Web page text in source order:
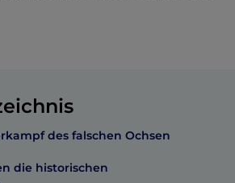
des falschen Ochsen
die historischen